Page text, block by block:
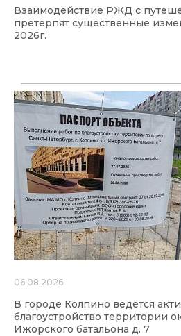
Взаимодействие РЖД с
претерпят существенные
2026г.
06.08.2026
В городе Колпино ведется
благоустройство территории
Ижорского батальона д. 7